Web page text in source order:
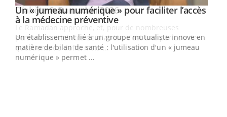
Youtube
Un « jumeau numérique » pour faciliter l’accès
à la médecine préventiveYoutube
Un établissement lié à un groupe mutualiste innove en
matière de bilan de santé : l'utilisation d'un « jumeau
numérique » permet ...